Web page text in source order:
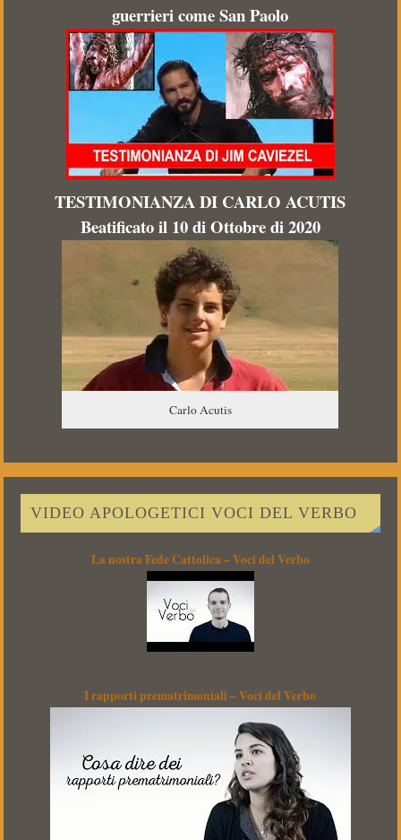
guerrieri come San Paolo
TESTIMONIANZA DI CARLO ACUTIS
Beatificato il 10 di Ottobre di 2020
Carlo Acutis
VIDEO APOLOGETICI VOCI DEL VERBO
La nostra Fede Cattolica – Voci del Verbo
I rapporti prematrimoniali – Voci del Verbo